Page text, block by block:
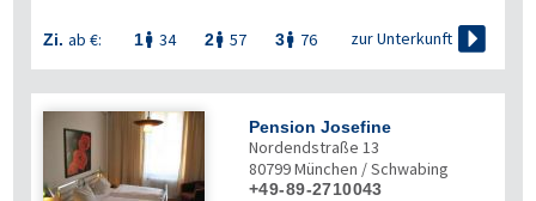
Zi. ab €: 1 34 2 57 3 76 zur Unterkunft 
Pension Josefine
Nordendstraße 13
80799München / Schwabing
+49-89-2710043